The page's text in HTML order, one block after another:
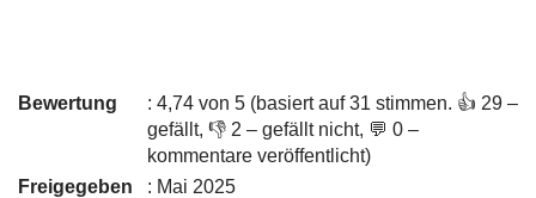
Bewertung
: 4,74 von 5 (basiert auf 31 stimmen. 👍 29 –
gefällt, 👎 2 – gefällt nicht, 💬 0 –
kommentare veröffentlicht)
Freigegeben
: Mai 2025